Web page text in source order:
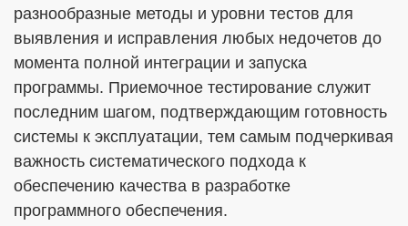
разнообразные методы и уровни тестов для
выявления и исправления любых недочетов до
момента полной интеграции и запуска
программы. Приемочное тестирование служит
последним шагом, подтверждающим готовность
системы к эксплуатации, тем самым подчеркивая
важность систематического подхода к
обеспечению качества в разработке
программного обеспечения.